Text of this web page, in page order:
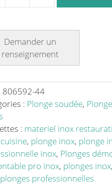
806592-44
: Plonge soudée,
: materiel inox
, plonge inox, plonge
inox, Plonges
pro inox, plonges inox,
plonges professionnelles